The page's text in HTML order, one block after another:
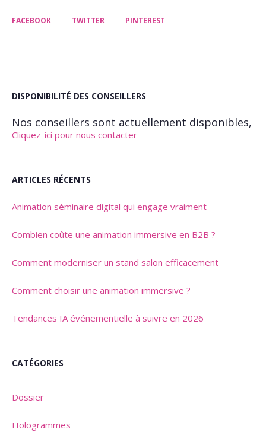
FACEBOOK TWITTER PINTEREST
DISPONIBILITÉ DES CONSEILLERS
Nos conseillers sont actuellement disponibles,
Cliquez-ici pour nous contacter
ARTICLES RÉCENTS
Animation séminaire digital qui engage vraiment
Combien coûte une animation immersive en B2B ?
Comment moderniser un stand salon efficacement
Comment choisir une animation immersive ?
Tendances IA événementielle à suivre en 2026
CATÉGORIES
Dossier
Hologrammes